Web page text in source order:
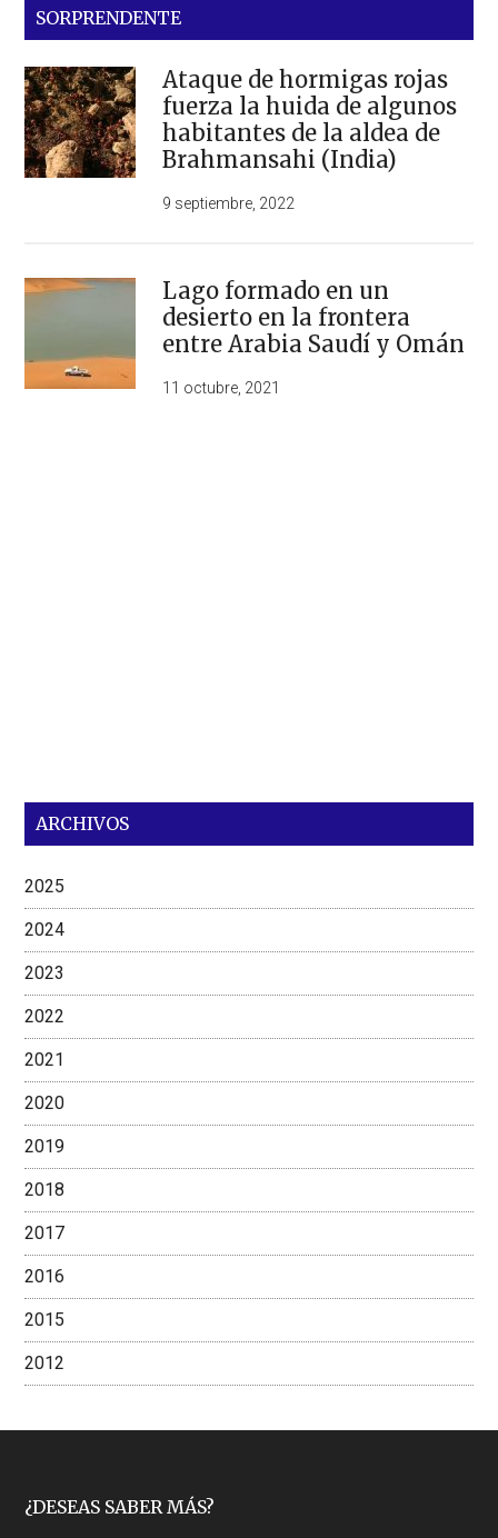
SORPRENDENTE
Ataque de hormigas rojas
fuerza la huida de algunos
habitantes de la aldea de
Brahmansahi (India)
9 septiembre, 2022
Lago formado en un
desierto en la frontera
entre Arabia Saudí y Omán
11 octubre, 2021
ARCHIVOS
2025
2024
2023
2022
2021
2020
2019
2018
2017
2016
2015
2012
Footer
¿DESEAS SABER MÁS?